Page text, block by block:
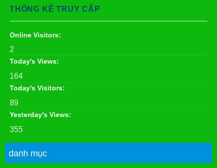
THỐNG KÊ TRUY CẬP
Online Visitors:
2
Today's Views:
164
Today's Visitors:
89
Yesterday's Views:
355
danh mục